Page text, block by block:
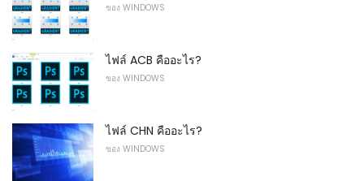
ของ WINDOWS
ไฟล์ ACB คืออะไร?
ของ WINDOWS
ไฟล์ CHN คืออะไร?
ของ WINDOWS